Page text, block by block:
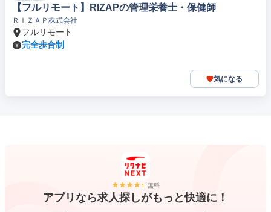
【フルリモート】RIZAPの管理栄養士・保健師
ＲＩＺＡＰ株式会社
フルリモート
完全歩合制
気になる
無料
アプリなら求人探しがもっと快適に！